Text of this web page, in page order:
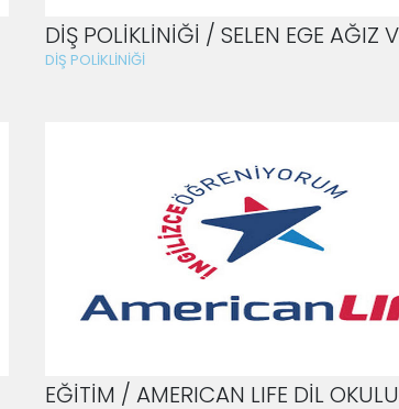
DİŞ POLİKLİNİĞİ
EĞİTİM / AMERICAN LIFE DİL OKULU